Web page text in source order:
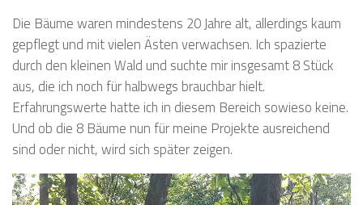
Die Bäume waren mindestens 20 Jahre alt, allerdings kaum
gepflegt und mit vielen Ästen verwachsen. Ich spazierte
durch den kleinen Wald und suchte mir insgesamt 8 Stück
aus, die ich noch für halbwegs brauchbar hielt.
Erfahrungswerte hatte ich in diesem Bereich sowieso keine.
Und ob die 8 Bäume nun für meine Projekte ausreichend
sind oder nicht, wird sich später zeigen.